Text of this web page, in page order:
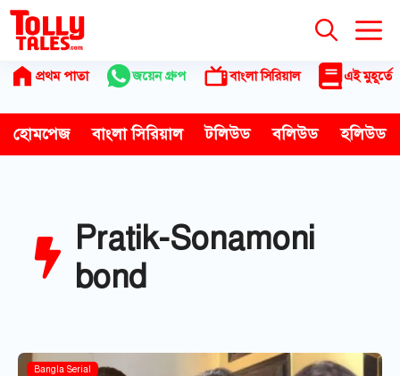
Skip
content
প্রথম পাতা জয়েন গ্রুপ বাংলা সিরিয়াল এই মুহূর্তে
হোমপেজ বাংলা সিরিয়াল টলিউড বলিউড হলিউড
Pratik-Sonamoni
bond
Bangla Serial